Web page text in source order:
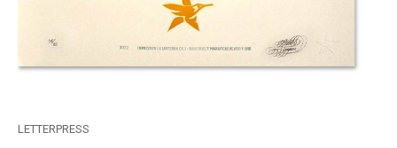
LETTERPRESS